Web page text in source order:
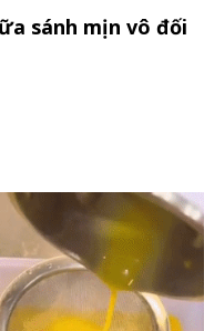
sánh mịn vô đối